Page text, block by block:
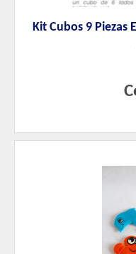
Kit Cubos 9 Piezas